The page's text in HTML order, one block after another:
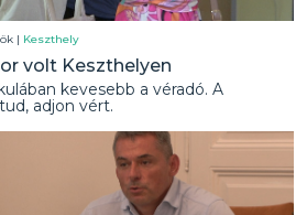
| Keszthely
volt Keszthelyen
kevesebb a véradó. A
adjon vért.